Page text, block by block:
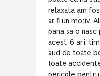
relaxata am
ar fi un motiv.
pana sa o nasc
acesti 6 ani,
aud de toate
toate
pericole pentru